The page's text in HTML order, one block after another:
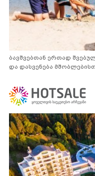
ბავშვებთან ერთად
და დასვენება